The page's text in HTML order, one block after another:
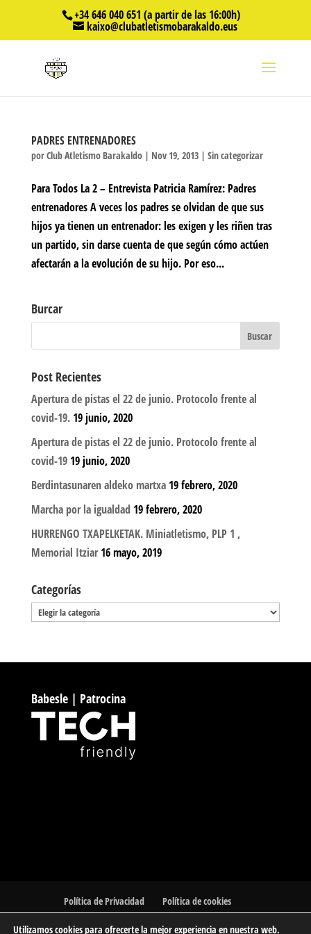
+34 646 040 651 (a partir de las 16:00h)
kaixo@clubatletismobarakaldo.eus
PADRES ENTRENADORES
porClub Atletismo Barakaldo| Nov 19, 2013| Sin categorizar
Para Todos La 2 – Entrevista Patricia Ramírez: Padres
entrenadores A veces los padres se olvidan de que sus
hijos ya tienen un entrenador: les exigen y les riñen tras
un partido, sin darse cuenta de que según cómo actúen
afectarán a la evolución de su hijo. Por eso...
Burcar
Post Recientes
Apertura de pistas el 22 de junio. Protocolo frente al
covid-19. 19 junio, 2020
Apertura de pistas el 22 de junio. Protocolo frente al
covid-19 19 junio, 2020
Berdintasunaren aldeko martxa 19 febrero, 2020
Marcha por la igualdad 19 febrero, 2020
HURRENGO TXAPELKETAK. Miniatletismo, PLP 1 ,
Memorial Itziar 16 mayo, 2019
Categorías
Categorías
Babesle | Patrocina
Política de Privacidad Política de cookies
Utilizamos cookies para ofrecerte la mejor experiencia en nuestra web.